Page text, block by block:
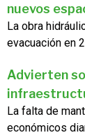
nuevos
La obra
evacuación en
Advierten
La falta de
económicos